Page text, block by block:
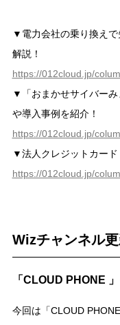
▼電力会社の乗り換え
解説！
https://012cloud.jp/
▼「おまかせサイバーみ
や導入事例を紹介！
https://012cloud.jp/
▼法人クレジットカー
https://012cloud.jp/
Wizチャンネル
「CLOUD PHONE
今回は「CLOUD